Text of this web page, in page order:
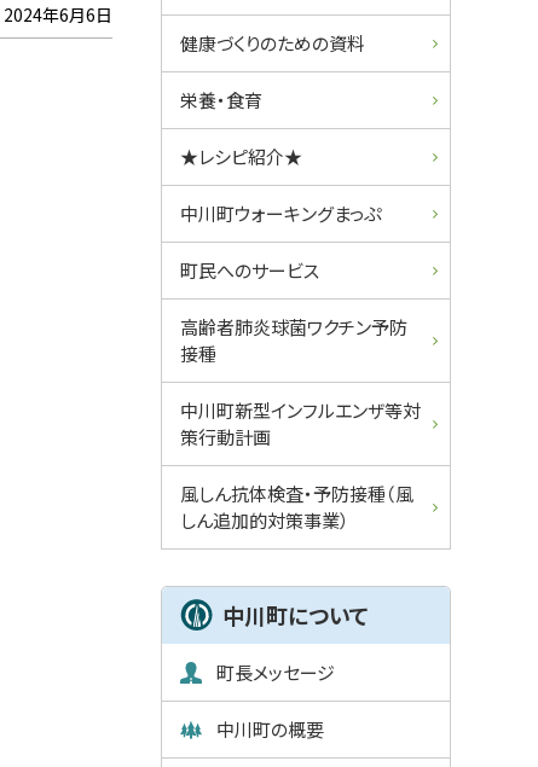
2024年6月6日
健康づくりのための資料
栄養・食育
★レシピ紹介★
中川町ウォーキングまっぷ
町民へのサービス
高齢者肺炎球菌ワクチン予防
接種
中川町新型インフルエンザ等対
策行動計画
風しん抗体検査・予防接種（風
しん追加的対策事業）
中川町について
町長メッセージ
中川町の概要